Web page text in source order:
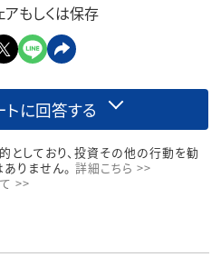
もしくは保存
トに回答する
しており、投資その他の行動を勧
りません。 詳細こちら >>
>>